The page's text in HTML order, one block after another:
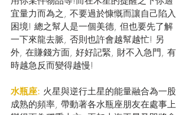
宜量力而為之, 不要過於慷慨而讓自己陷入
困境! 總之幫人是一個美德, 但也要先了解
一下來龍去脈, 否則也許會越幫越忙! 另
外, 在賺錢方面, 好好記緊, 財不入急門, 有
時越急反而變得越慢!
水瓶座: 火星與逆行土星的能量融合為一股
成熟的頻率, 帶動著各水瓶座朋友在處事上